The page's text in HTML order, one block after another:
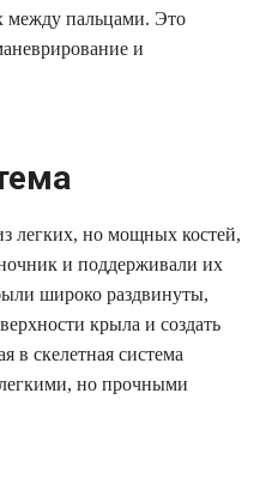
между пальцами. Это
и
легких, но мощных костей,
и поддерживали их
широко раздвинуты,
крыла и создать
в скелетная система
но прочными